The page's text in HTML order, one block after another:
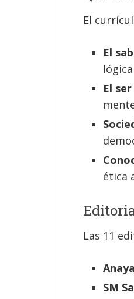
El
El
El
ética
Las 11
Anaya
SM